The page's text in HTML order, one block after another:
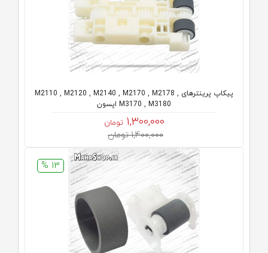
پیکاپ پرینترهای M2110 , M2120 , M2140 , M2170 , M2178 ,
M3170 , M3180 اپسون
1,300,000 تومان
1,400,000 تومان
13 %